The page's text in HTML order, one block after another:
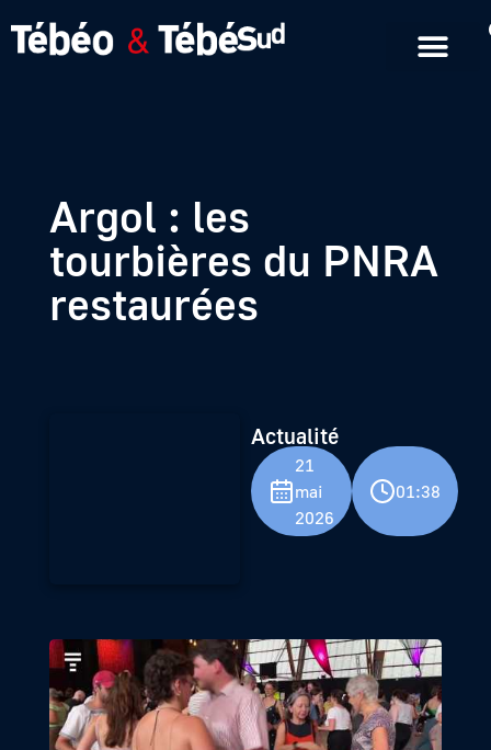
Argol : les
tourbières du PNRA
restaurées
Actualité
21
mai
2026
01:38